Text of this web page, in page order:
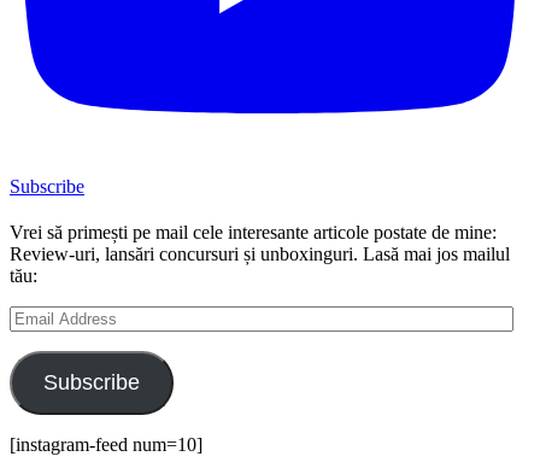
Subscribe
Vrei să primești pe mail cele interesante articole postate de mine:
Review-uri, lansări concursuri și unboxinguri. Lasă mai jos mailul
tău:
Email
Address
Subscribe
[instagram-feed num=10]